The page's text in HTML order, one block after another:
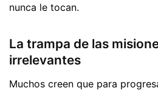
nunca le tocan.
La trampa de las
irrelevantes
Muchos creen que para